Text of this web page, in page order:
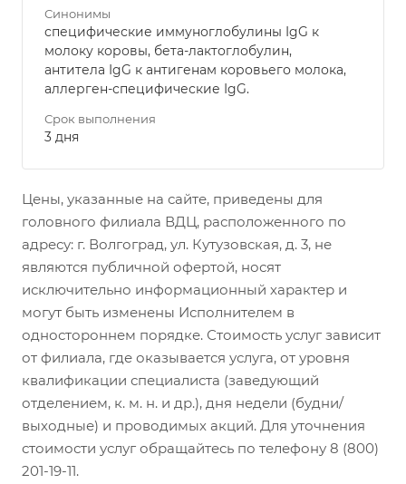
Синонимы
специфические иммуноглобулины IgG к
молоку коровы, бета-лактоглобулин,
антитела IgG к антигенам коровьего молока,
аллерген-специфические IgG.
Срок выполнения
3 дня
Цены, указанные на сайте, приведены для
головного филиала ВДЦ, расположенного по
адресу: г. Волгоград, ул. Кутузовская, д. 3, не
являются публичной офертой, носят
исключительно информационный характер и
могут быть изменены Исполнителем в
одностороннем порядке. Стоимость услуг зависит
от филиала, где оказывается услуга, от уровня
квалификации специалиста (заведующий
отделением, к. м. н. и др.), дня недели (будни/
выходные) и проводимых акций. Для уточнения
стоимости услуг обращайтесь по телефону 8 (800)
201-19-11.